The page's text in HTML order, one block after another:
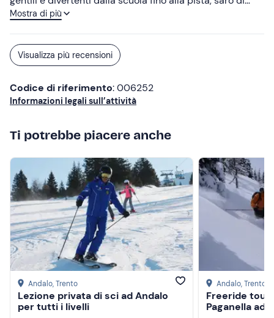
nuovo lì a dicembre probabilmente .
Mostra di più
Visualizza più recensioni
Codice di riferimento: 006252
Informazioni legali sull’attività
Ti potrebbe piacere anche
Andalo, Trento
Lezione privata di sci ad Andalo
per tutti i livelli
Andalo, Trento
Freeride tour
Paganella ad